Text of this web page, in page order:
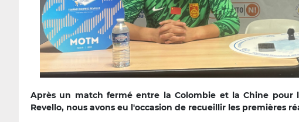
Après un match fermé entre la Colombie et la Chine
Revello, nous avons eu l'occasion de recueillir les premières